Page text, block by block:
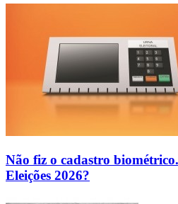
Não fiz o cadastro
Eleições 2026?